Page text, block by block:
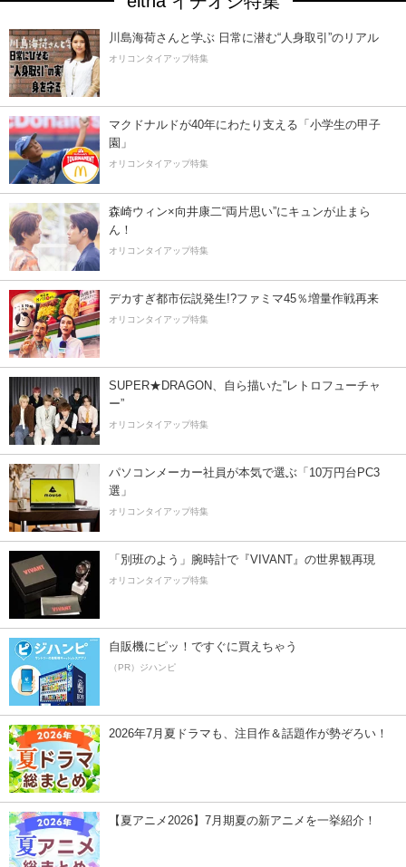
川島海荷さんと学ぶ 日常に潜む“人身取引”のリアル
オリコンタイアップ特集
マクドナルドが40年にわたり支える「小学生の甲子
園」
オリコンタイアップ特集
森崎ウィン×向井康二“両片思い”にキュンが止まら
ん！
オリコンタイアップ特集
デカすぎ都市伝説発生!?ファミマ45％増量作戦再来
オリコンタイアップ特集
SUPER★DRAGON、自ら描いた”レトロフューチャ
ー”
オリコンタイアップ特集
パソコンメーカー社員が本気で選ぶ「10万円台PC3
選」
オリコンタイアップ特集
「別班のよう」腕時計で『VIVANT』の世界観再現
オリコンタイアップ特集
自販機にピッ！ですぐに買えちゃう
（PR）ジハンピ
2026年7月夏ドラマも、注目作＆話題作が勢ぞろい！
【夏アニメ2026】7月期夏の新アニメを一挙紹介！